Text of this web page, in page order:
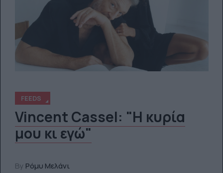
FEEDS
Vincent Cassel: "Η κυρία
μου κι εγώ"
By Ρόμυ Μελάνι